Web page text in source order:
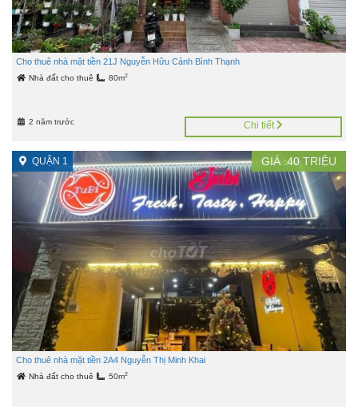
Cho thuê nhà mặt tiền 21J Nguyễn Hữu Cảnh Bình Thạnh
Nhà đất cho thuê 80m2
2 năm trước Chi tiết
QUẬN 1 GIÁ :40 TRIỆU
Cho thuê nhà mặt tiền 2A4 Nguyễn Thị Minh Khai
Nhà đất cho thuê 50m2